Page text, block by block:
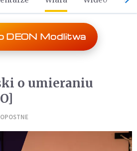
DEON Modlitwa
o umieraniu